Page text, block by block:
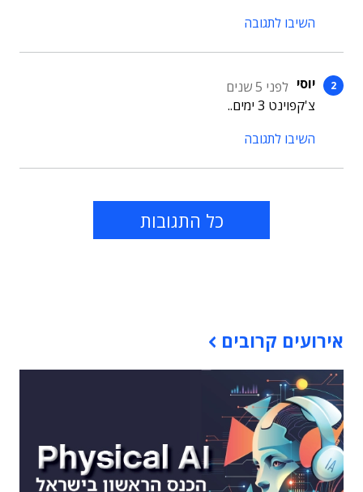
השיבו לתגובה
יוסי לפני 5 שנים
צ'קפוינט 3 ימים..
השיבו לתגובה
כל התגובות
אירועים קרובים